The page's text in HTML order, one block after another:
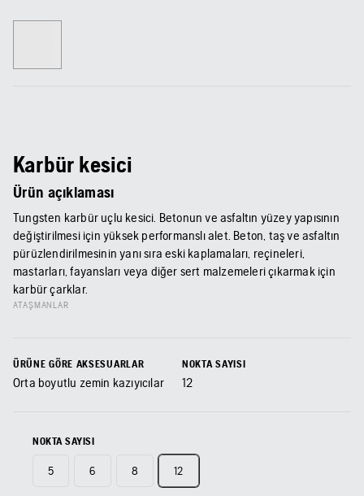
Karbür kesici
Ürün açıklaması
Tungsten karbür uçlu kesici. Betonun ve asfaltın yüzey yapısının
değiştirilmesi için yüksek performanslı alet. Beton, taş ve asfaltın
pürüzlendirilmesinin yanı sıra eski kaplamaları, reçineleri,
mastarları, fayansları veya diğer sert malzemeleri çıkarmak için
karbür çarklar.
ATAŞMANLAR
ÜRÜNE GÖRE AKSESUARLAR
Orta boyutlu zemin kazıyıcılar
NOKTA SAYISI
12
NOKTA SAYISI
5 6 8 12